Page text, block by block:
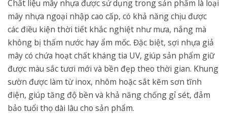
Chất liệu mây nhựa được sử dụng trong sản phẩm là loại
mây nhựa ngoại nhập cao cấp, có khả năng chịu được
các điều kiện thời tiết khắc nghiệt như mưa, nắng mà
không bị thấm nước hay ẩm mốc. Đặc biệt, sợi nhựa giả
mây có chứa hoạt chất kháng tia UV, giúp sản phẩm giữ
được màu sắc tươi mới và bền đẹp theo thời gian. Khung
sườn được làm từ inox, nhôm hoặc sắt kẽm sơn tĩnh
điện, giúp tăng độ bền và khả năng chống gỉ sét, đảm
bảo tuổi thọ dài lâu cho sản phẩm.